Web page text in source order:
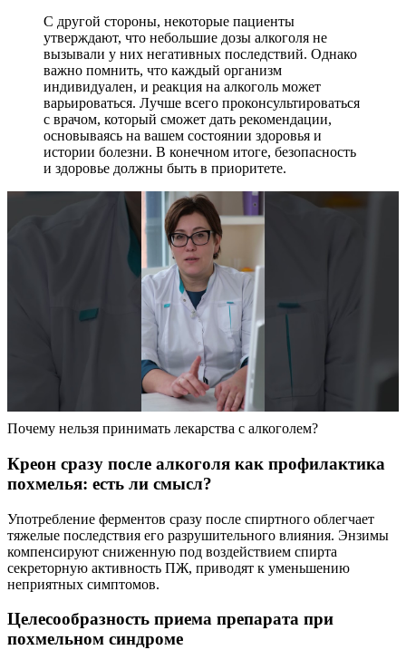
С другой стороны, некоторые пациенты
утверждают, что небольшие дозы алкоголя не
вызывали у них негативных последствий. Однако
важно помнить, что каждый организм
индивидуален, и реакция на алкоголь может
варьироваться. Лучше всего проконсультироваться
с врачом, который сможет дать рекомендации,
основываясь на вашем состоянии здоровья и
истории болезни. В конечном итоге, безопасность
и здоровье должны быть в приоритете.
Почему нельзя принимать лекарства с алкоголем?
Креон сразу после алкоголя как профилактика
похмелья: есть ли смысл?
Употребление ферментов сразу после спиртного облегчает
тяжелые последствия его разрушительного влияния. Энзимы
компенсируют сниженную под воздействием спирта
секреторную активность ПЖ, приводят к уменьшению
неприятных симптомов.
Целесообразность приема препарата при
похмельном синдроме